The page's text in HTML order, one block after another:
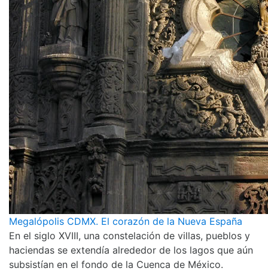
Megalópolis CDMX. El corazón de la Nueva España
En el siglo XVIII, una constelación de villas, pueblos y
haciendas se extendía alrededor de los lagos que aún
subsistían en el fondo de la Cuenca de México.